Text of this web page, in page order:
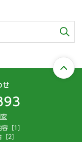
せ
安
［1］
2］